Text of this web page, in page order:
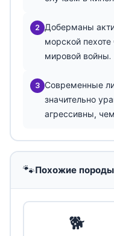
2 Доберманы
морской
мировой войны.
3 Современные
значительно
агрессивны,
🐾Похожие породы
🐕